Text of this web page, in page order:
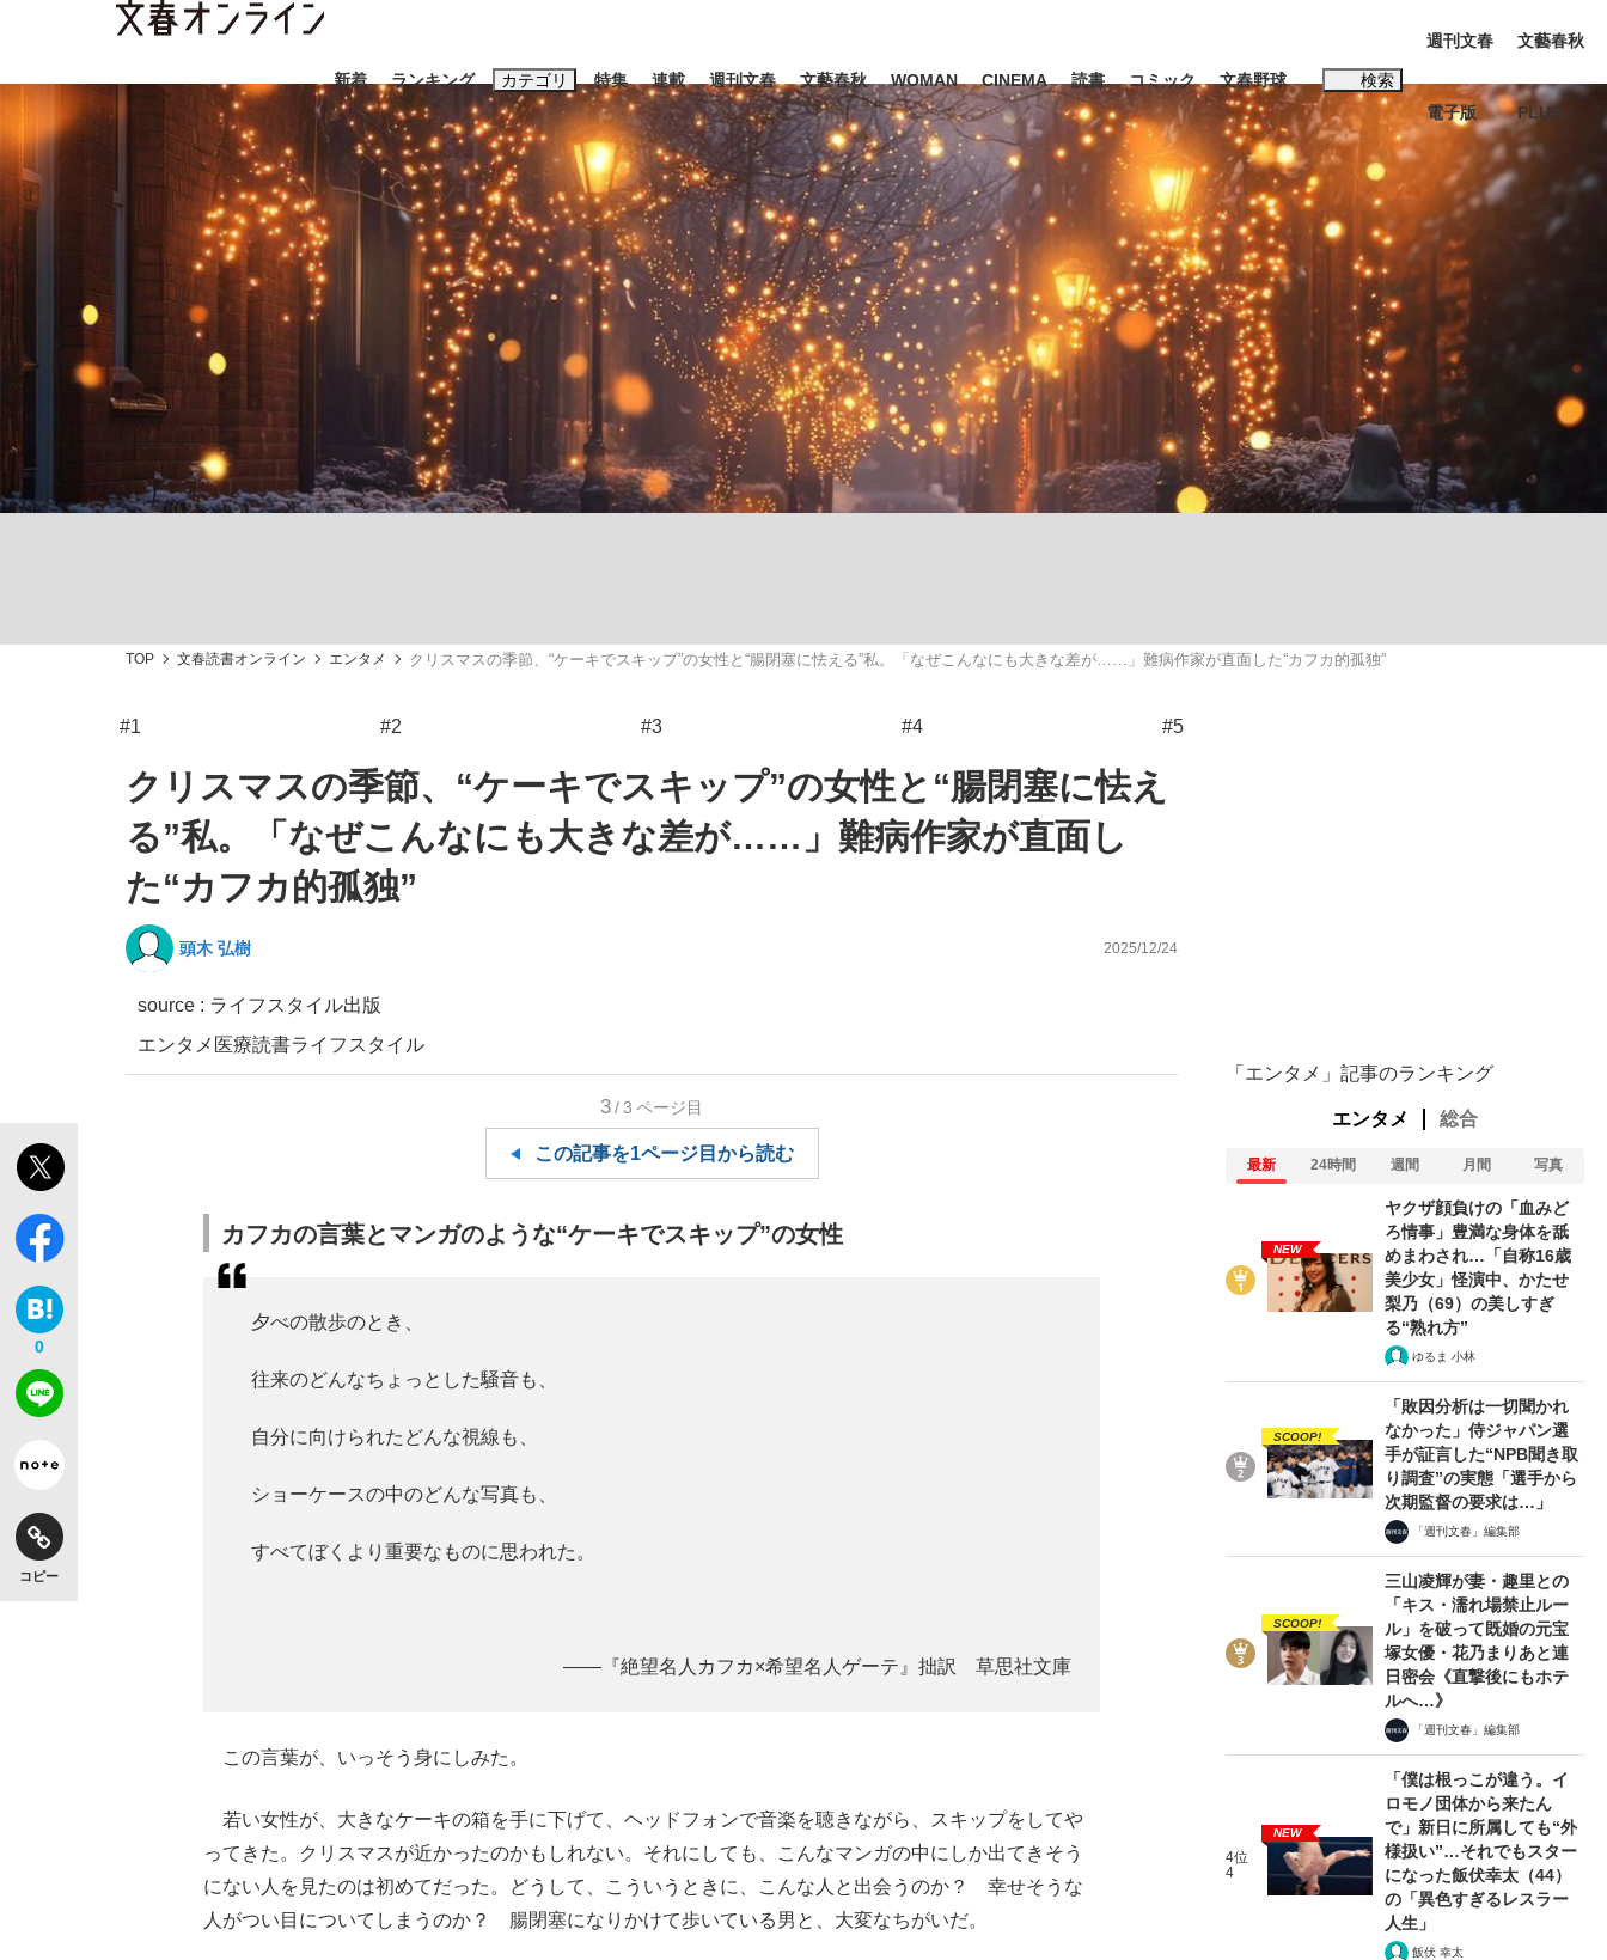
新着 ランキング カテゴリ
スクープ ニュース エンタメ ライフ ビジネス インタビュー 読書
「90%は失敗する。でも…」本田圭佑が初めて明かした日本代表監督に... 「最悪の空気のまま解散」WBC日本代表“敗戦”の真実 選手が明かす...
「目標達成できなかったからと言って…」サッカー日本代表・森保一監督...
特集
終戦から81年
観る将棋、読む将棋
the Style
連載 週刊文春 文藝春秋 WOMAN CINEMA 読書 コミック 文春野球 検索
キーワード入力
おすすめのキーワードタグ一覧
#藤田晋 #三山凌輝 #高市早苗 #後藤真希 #森岡毅 #城彰二 #内田有紀
#松田聖子
#玉木雄一郎
#亀和田武
週刊文春
電子版
文藝春秋
PLUS
TOP 文春読書オンライン エンタメ クリスマスの季節、“ケーキでスキップ”の女性と“腸閉塞に怯える”私。「なぜこんなにも大きな差が……」難病作家が直面した“カフカ的孤独”
#1 #2 #3 #4 #5
クリスマスの季節、“ケーキでスキップ”の女性と“腸閉塞に怯え
る”私。「なぜこんなにも大きな差が……」難病作家が直面し
た“カフカ的孤独”
頭木 弘樹 2025/12/24
source : ライフスタイル出版
エンタメ 医療読書ライフスタイル
0
コピー
3/3 ページ目
この記事を1ページ目から読む
カフカの言葉とマンガのような“ケーキでスキップ”の女性
夕べの散歩のとき、
往来のどんなちょっとした騒音も、
自分に向けられたどんな視線も、
ショーケースの中のどんな写真も、
すべてぼくより重要なものに思われた。
――『絶望名人カフカ×希望名人ゲーテ』拙訳 草思社文庫
この言葉が、いっそう身にしみた。
若い女性が、大きなケーキの箱を手に下げて、ヘッドフォンで音楽を聴きながら、スキップをしてや
ってきた。クリスマスが近かったのかもしれない。それにしても、こんなマンガの中にしか出てきそう
にない人を見たのは初めてだった。どうして、こういうときに、こんな人と出会うのか？ 幸せそうな
人がつい目についてしまうのか？ 腸閉塞になりかけて歩いている男と、大変なちがいだ。
「エンタメ」記事のランキング
エンタメ 総合
最新 24時間 週間 月間 写真
NEW
ヤクザ顔負けの「血みど
ろ情事」豊満な身体を舐
めまわされ…「自称16歳
美少女」怪演中、かたせ
梨乃（69）の美しすぎ
る“熟れ方”
ゆるま 小林
SCOOP!
「敗因分析は一切聞かれ
なかった」侍ジャパン選
手が証言した“NPB聞き取
り調査”の実態「選手から
次期監督の要求は…」
「週刊文春」編集部
SCOOP!
三山凌輝が妻・趣里との
「キス・濡れ場禁止ルー
ル」を破って既婚の元宝
塚女優・花乃まりあと連
日密会《直撃後にもホテ
ルへ…》
「週刊文春」編集部
4位
4
NEW
「僕は根っこが違う。イ
ロモノ団体から来たん
で」新日に所属しても“外
様扱い”…それでもスター
になった飯伏幸太（44）
の「異色すぎるレスラー
人生」
飯伏 幸太